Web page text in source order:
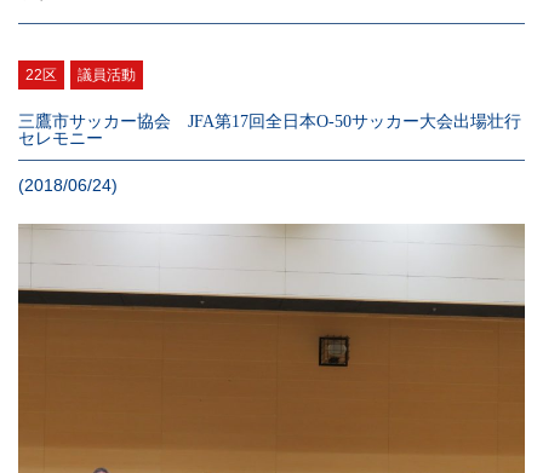
22区 議員活動
三鷹市サッカー協会 JFA第17回全日本O-50サッカー大会出場壮行
セレモニー
(2018/06/24)